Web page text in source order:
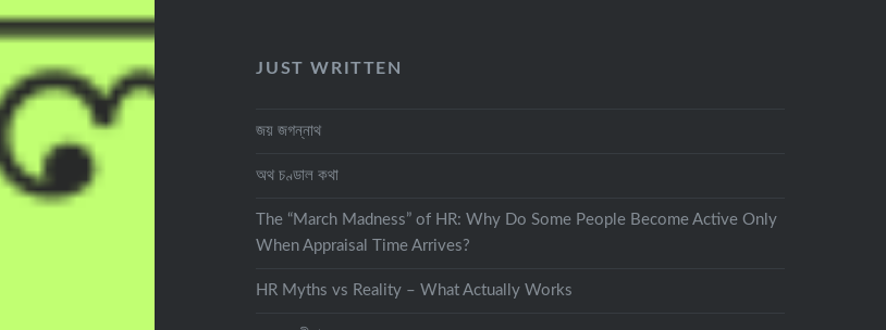
JUST WRITTEN
জয় জগন্নাথ
অথ চণ্ডাল কথা
The “March Madness” of HR: Why Do Some People Become Active Only
When Appraisal Time Arrives?
HR Myths vs Reality – What Actually Works